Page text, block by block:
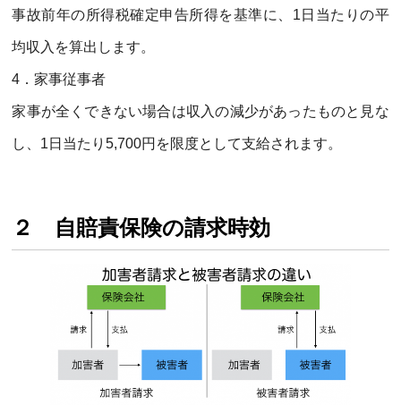
事故前年の所得税確定申告所得を基準に、 1 日当たりの平
均収入を算出します。
4 ．家事従事者
家事が全くできない場合は収入の減少があったものと見な
し、 1 日当たり5,700円を限度として支給されます。
２ 自賠責保険の請求時効